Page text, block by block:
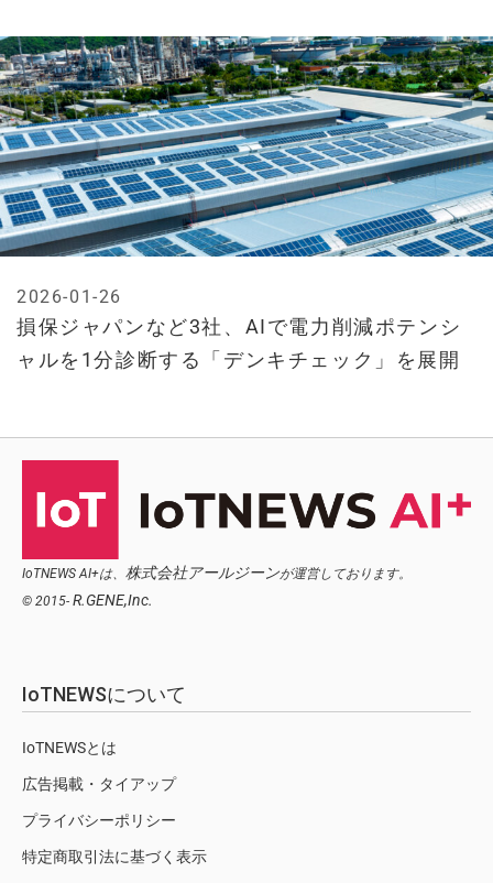
損保ジャパンなど3社、AIで電力削減ポテンシ
ャルを1分診断する「デンキチェック」を展開
2026-01-26
IoTNEWS AI+は、 株式会社アールジーンが運営しております。
© 2015- R.GENE,Inc.
IoTNEWSについて
IoTNEWSとは
広告掲載・タイアップ
プライバシーポリシー
特定商取引法に基づく表示